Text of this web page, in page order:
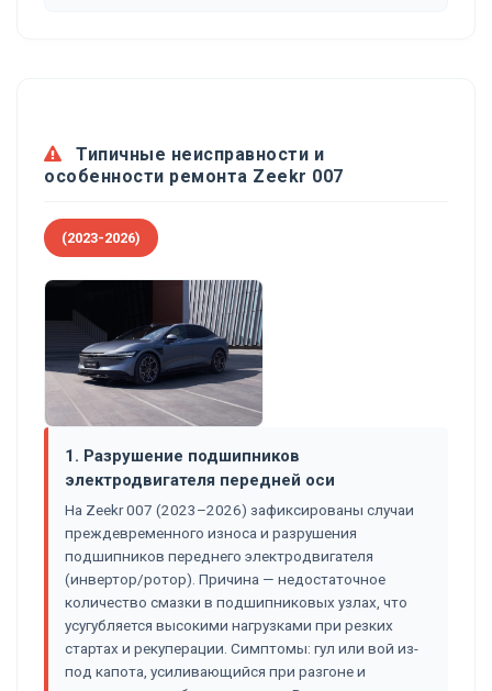
Типичные неисправности и
особенности ремонта Zeekr 007
(2023-2026)
1. Разрушение подшипников
электродвигателя передней оси
На Zeekr 007 (2023–2026) зафиксированы случаи
преждевременного износа и разрушения
подшипников переднего электродвигателя
(инвертор/ротор). Причина — недостаточное
количество смазки в подшипниковых узлах, что
усугубляется высокими нагрузками при резких
стартах и рекуперации. Симптомы: гул или вой из-
под капота, усиливающийся при разгоне и